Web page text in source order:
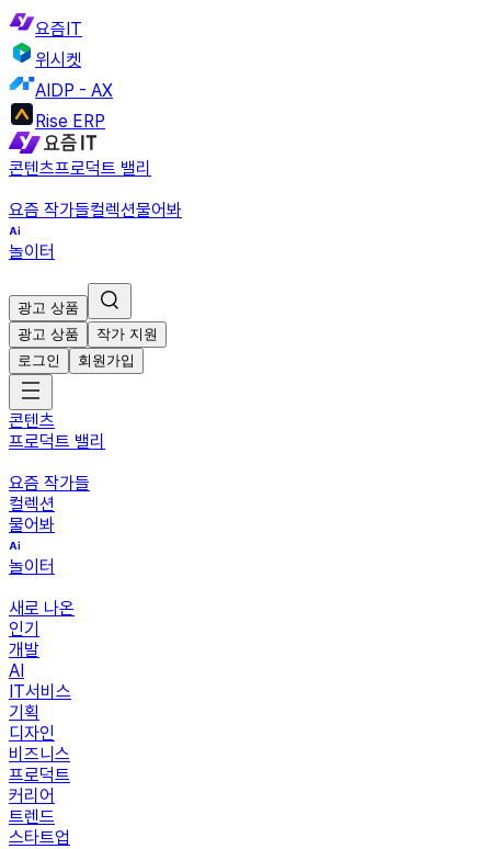
요즘IT
위시켓
AIDP - AX
Rise ERP
콘텐츠프로덕트 밸리
요즘 작가들컬렉션물어봐
놀이터
광고 상품
광고 상품
작가 지원
로그인
회원가입
콘텐츠
프로덕트 밸리
요즘 작가들
컬렉션
물어봐
놀이터
새로 나온
인기
개발
AI
IT서비스
기획
디자인
비즈니스
프로덕트
커리어
트렌드
스타트업